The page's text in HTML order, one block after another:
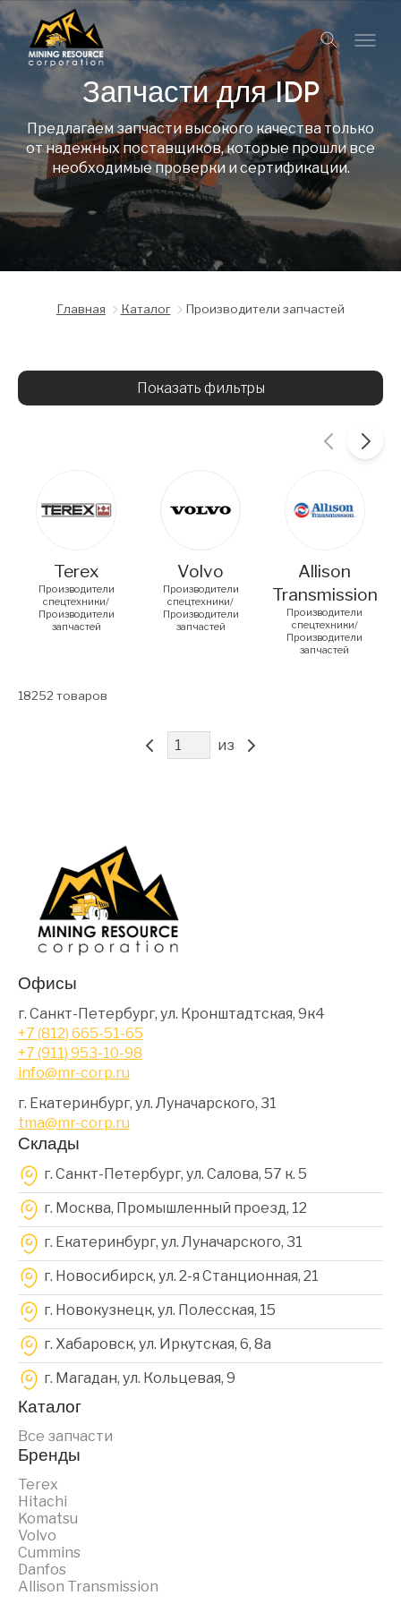
Запчасти для IDP
Предлагаем запчасти высокого качества только
от надежных поставщиков, которые прошли все
необходимые проверки и сертификации.
Главная Каталог Производители запчастей
Показать фильтры
Terex
Производители
спецтехники/
Производители
запчастей
Volvo
Производители
спецтехники/
Производители
запчастей
Allison
Transmission
Производители
спецтехники/
Производители
запчастей
18252 товаров
из
Офисы
г. Санкт-Петербург, ул. Кронштадтская, 9к4
+7 (812) 665-51-65
+7 (911) 953-10-98
info@mr-corp.ru
г. Екатеринбург, ул. Луначарского, 31
tma@mr-corp.ru
Склады
г. Санкт-Петербург, ул. Салова, 57 к. 5
г. Москва, Промышленный проезд, 12
г. Екатеринбург, ул. Луначарского, 31
г. Новосибирск, ул. 2-я Станционная, 21
г. Новокузнецк, ул. Полесская, 15
г. Хабаровск, ул. Иркутская, 6, 8a
г. Магадан, ул. Кольцевая, 9
Каталог
Все запчасти
Бренды
Terex
Hitachi
Komatsu
Volvo
Cummins
Danfos
Allison Transmission